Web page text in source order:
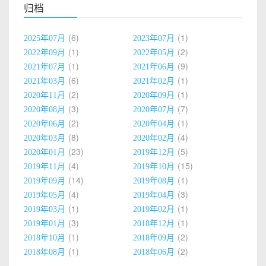
归档
2025年07月 6 2023年07月 1
2022年09月 1 2022年05月 2
2021年07月 1 2021年06月 9
2021年03月 6 2021年02月 1
2020年11月 2 2020年09月 1
2020年08月 3 2020年07月 7
2020年06月 2 2020年04月 1
2020年03月 8 2020年02月 4
2020年01月 23 2019年12月 5
2019年11月 4 2019年10月 15
2019年09月 14 2019年08月 1
2019年05月 4 2019年04月 3
2019年03月 1 2019年02月 1
2019年01月 3 2018年12月 1
2018年10月 1 2018年09月 2
2018年08月 1 2018年06月 2